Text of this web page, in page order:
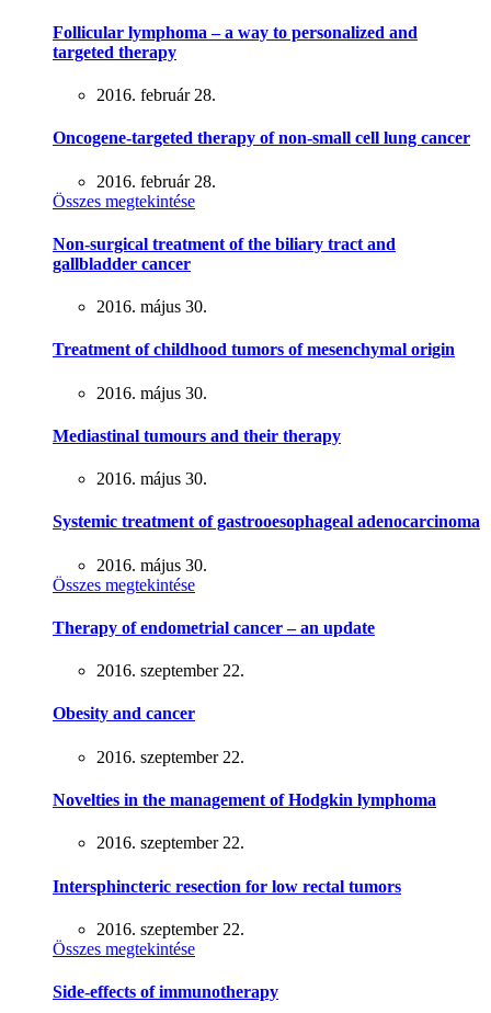
Follicular lymphoma – a way to personalized and
targeted therapy
2016. február 28.
Oncogene-targeted therapy of non-small cell lung cancer
2016. február 28.
Összes megtekintése
Non-surgical treatment of the biliary tract and
gallbladder cancer
2016. május 30.
Treatment of childhood tumors of mesenchymal origin
2016. május 30.
Mediastinal tumours and their therapy
2016. május 30.
Systemic treatment of gastrooesophageal adenocarcinoma
2016. május 30.
Összes megtekintése
Therapy of endometrial cancer – an update
2016. szeptember 22.
Obesity and cancer
2016. szeptember 22.
Novelties in the management of Hodgkin lymphoma
2016. szeptember 22.
Intersphincteric resection for low rectal tumors
2016. szeptember 22.
Összes megtekintése
Side-effects of immunotherapy